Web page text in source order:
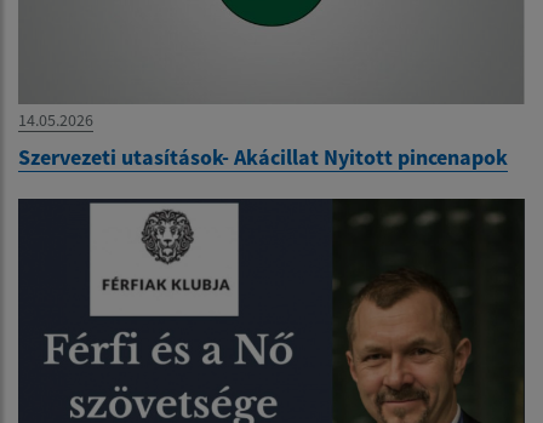
14.05.2026
Szervezeti utasítások- Akácillat Nyitott pincenapok